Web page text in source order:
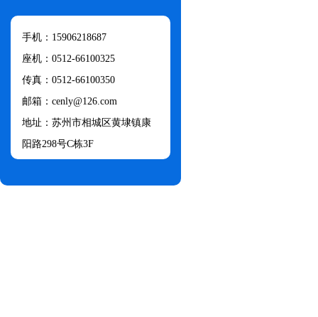
手机：15906218687
座机：0512-66100325
传真：0512-66100350
邮箱：cenly@126.com​
地址：苏州市相城区黄埭镇康
阳路298号C栋3F